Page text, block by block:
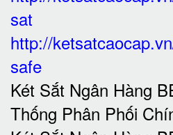
sat
http://
safe
Két Sắt Ngân Hàng
Thống Phân Phối